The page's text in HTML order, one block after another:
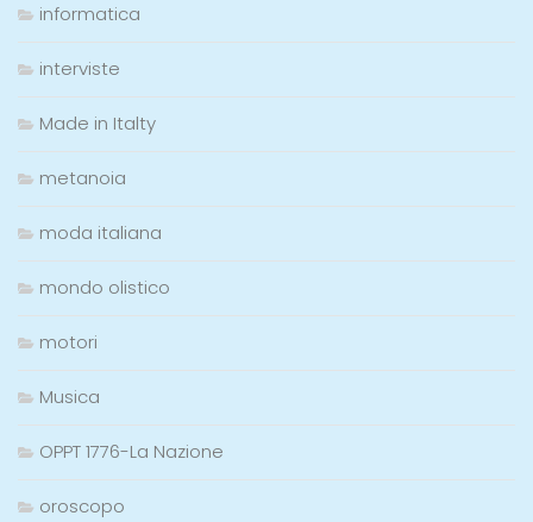
informatica
interviste
Made in Italty
metanoia
moda italiana
mondo olistico
motori
Musica
OPPT 1776-La Nazione
oroscopo